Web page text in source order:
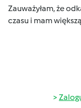
Zauważyłam, że
czasu i mam